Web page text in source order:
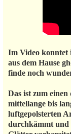
Im Video konntet
aus dem Hause
finde noch
Das ist zum einen
mittellange bis
luftgepolsterten
durchkämmt und